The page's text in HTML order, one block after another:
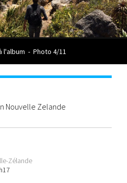
l'album - Photo 4/11
Nouvelle Zelande
Zélande